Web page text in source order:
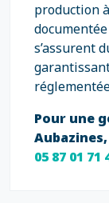
production
s’assurent
Pour une
05 87 01 71